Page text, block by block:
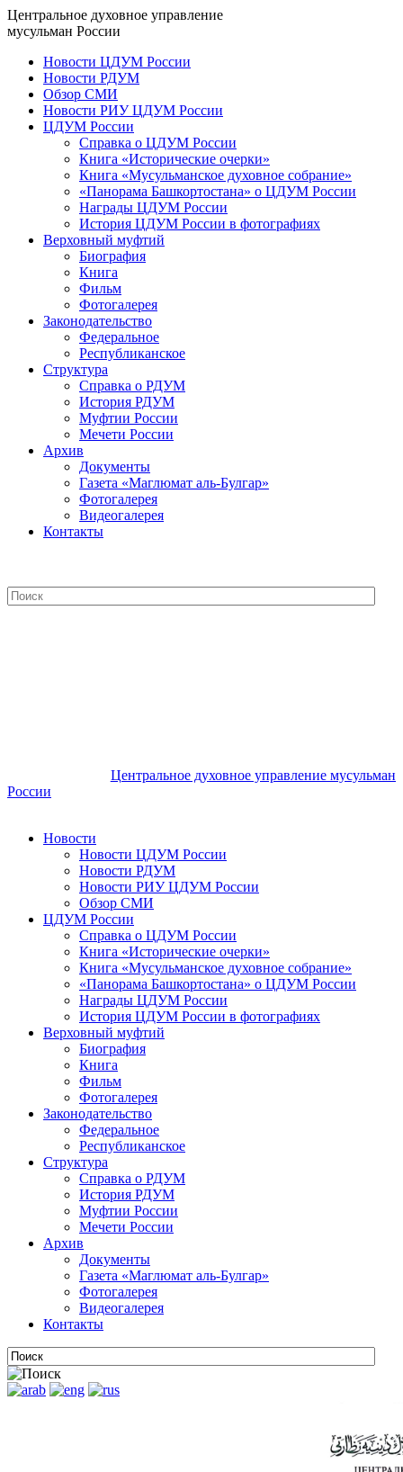
Центральное духовное управление
мусульман России
Новости ЦДУМ России
Новости РДУМ
Обзор СМИ
Новости РИУ ЦДУМ России
ЦДУМ России
Справка о ЦДУМ России
Книга «Исторические очерки»
Книга «Мусульманское духовное собрание»
«Панорама Башкортостана» о ЦДУМ России
Награды ЦДУМ России
История ЦДУМ России в фотографиях
Верховный муфтий
Биография
Книга
Фильм
Фотогалерея
Законодательство
Федеральное
Республиканское
Структура
Справка о РДУМ
История РДУМ
Муфтии России
Мечети России
Архив
Документы
Газета «Маглюмат аль-Булгар»
Фотогалерея
Видеогалерея
Контакты
Центральное духовное управление мусульман
России
Новости
Новости ЦДУМ России
Новости РДУМ
Новости РИУ ЦДУМ России
Обзор СМИ
ЦДУМ России
Справка о ЦДУМ России
Книга «Исторические очерки»
Книга «Мусульманское духовное собрание»
«Панорама Башкортостана» о ЦДУМ России
Награды ЦДУМ России
История ЦДУМ России в фотографиях
Верховный муфтий
Биография
Книга
Фильм
Фотогалерея
Законодательство
Федеральное
Республиканское
Структура
Справка о РДУМ
История РДУМ
Муфтии России
Мечети России
Архив
Документы
Газета «Маглюмат аль-Булгар»
Фотогалерея
Видеогалерея
Контакты